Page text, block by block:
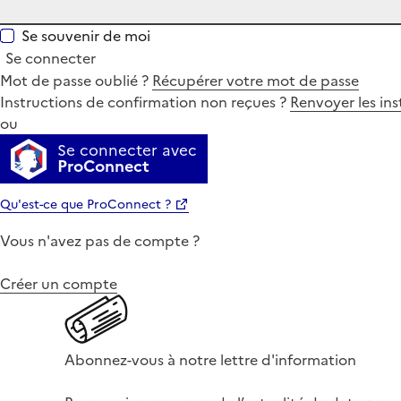
Se souvenir de moi
Se connecter
Mot de passe oublié ? Récupérer votre mot de passe
Instructions de confirmation non reçues ? Renvoyer les
ou
Se connecter avec
ProConnect
Qu'est-ce que ProConnect ?
Vous n'avez pas de compte ?
Créer un compte
Abonnez-vous à notre lettre d'information